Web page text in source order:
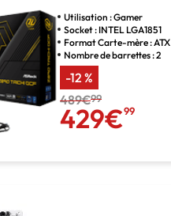
Utilisation : Gamer
Socket : INTEL LGA1851
Format Carte-mère : ATX
Nombre de barrettes : 2
-12 %
489€99
429€99